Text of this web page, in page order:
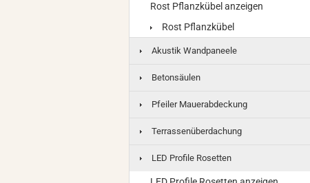
Rost Pflanzkübel anzeigen
Rost Pflanzkübel
Akustik Wandpaneele
Betonsäulen
Pfeiler Mauerabdeckung
Terrassenüberdachung
LED Profile Rosetten